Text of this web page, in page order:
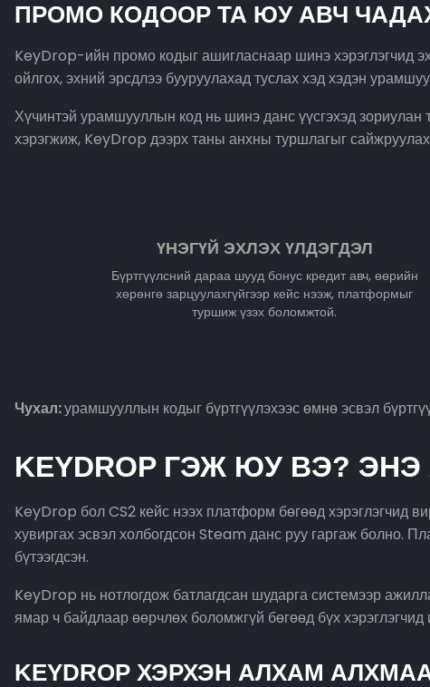
ПРОМО КОДООР ТА ЮУ АВЧ
KeyDrop-ийн промо кодыг ашигласнаар шинэ хэрэглэгчид
ойлгох, эхний эрсдлээ бууруулахад туслах хэд хэдэн
Хүчинтэй урамшууллын код нь шинэ данс үүсгэхэд зориулан
хэрэгжиж, KeyDrop дээрх таны анхны туршлагыг
ҮНЭГҮЙ ЭХЛЭХ ҮЛДЭГДЭЛ
Бүртгүүлсний дараа шууд бонус кредит авч, өөрийн
хөрөнгө зарцуулахгүйгээр кейс нээж, платформыг
туршиж үзэх боломжтой.
Чухал:урамшууллын кодыг бүртгүүлэхээс өмнө эсвэл
KEYDROP ГЭЖ ЮУ ВЭ?
KeyDrop бол CS2 кейс нээх платформ бөгөөд хэрэглэгчид
хувиргах эсвэл холбогдсон Steam данс руу гаргаж болно.
бүтээгдсэн.
KeyDrop нь нотлогдож батлагдсан шударга системээр
ямар ч байдлаар өөрчлөх боломжгүй бөгөөд бүх хэрэглэгчид
KEYDROP ХЭРХЭН АЛХАМ